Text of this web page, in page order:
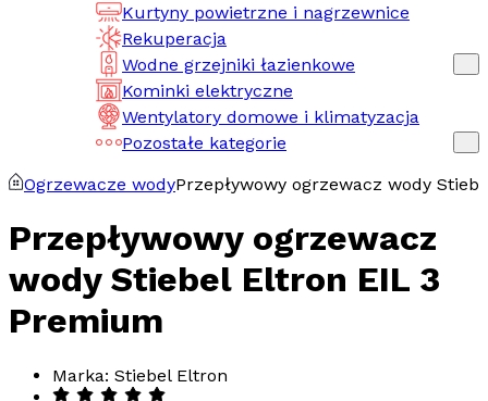
Kurtyny powietrzne i nagrzewnice
Rekuperacja
Wodne grzejniki łazienkowe
Kominki elektryczne
Wentylatory domowe i klimatyzacja
Pozostałe kategorie
Ogrzewacze wodyPrzepływowy ogrzewacz wody
Przepływowy ogrzewacz
wody Stiebel Eltron EIL 3
Premium
Marka: Stiebel Eltron